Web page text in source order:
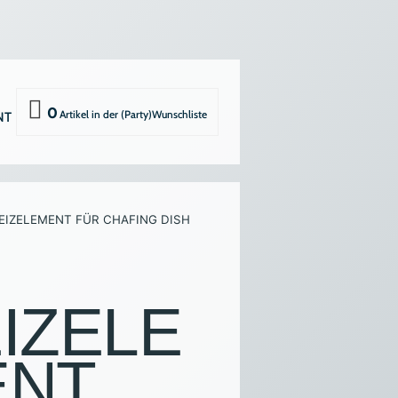
UND GERÄTE
0
FÜR CHAFING DISH